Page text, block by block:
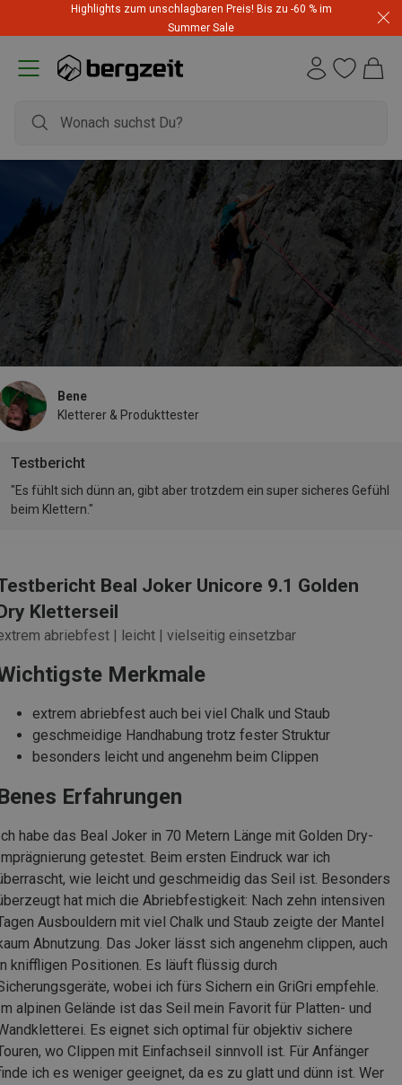
Highlights zum unschlagbaren Preis! Bis zu -60 % im
Summer Sale
Testbericht
Bene
Kletterer & Produkttester
"Es fühlt sich dünn an, gibt aber trotzdem ein super sicheres Gefühl
beim Klettern."
Beal Joker Unicore 9.1 Golden
Kletterseil
abriebfest | leicht | vielseitig einsetzbar
Merkmale
extrem abriebfest auch bei viel Chalk und Staub
geschmeidige Handhabung trotz fester Struktur
besonders leicht und angenehm beim Clippen
Erfahrungen
habe das Beal Joker in 70 Metern Länge mit Golden Dry-
getestet. Beim ersten Eindruck war ich
wie leicht und geschmeidig das Seil ist. Besonders
hat mich die Abriebfestigkeit: Nach zehn intensiven
Ausbouldern mit viel Chalk und Staub zeigte der Mantel
Abnutzung. Das Joker lässt sich angenehm clippen, auch
kniffligen Positionen. Es läuft flüssig durch
wobei ich fürs Sichern ein GriGri empfehle.
alpinen Gelände ist das Seil mein Favorit für Platten- und
Es eignet sich optimal für objektiv sichere
wo Clippen mit Einfachseil sinnvoll ist. Für Anfänger
ich es weniger geeignet, da es zu glatt und dünn ist. Wer